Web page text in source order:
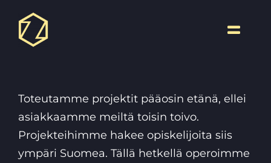
content
Toggle
Toteutamme projektit pääosin etänä, ellei
asiakkaamme meiltä toisin toivo.
Projekteihimme hakee opiskelijoita siis
ympäri Suomea. Tällä hetkellä operoimme